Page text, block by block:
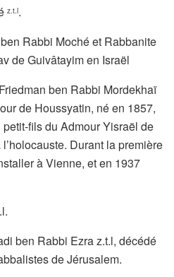
z.t.l.
Rabbi Moché et Rabbanite
de Guivâtayim en Israël
ben Rabbi Mordekhaï
de Houssyatin, né en 1857,
fils du Admour Yisraël de
Durant la première
à Vienne, et en 1937
ben Rabbi Ezra z.t.l, décédé
de Jérusalem.